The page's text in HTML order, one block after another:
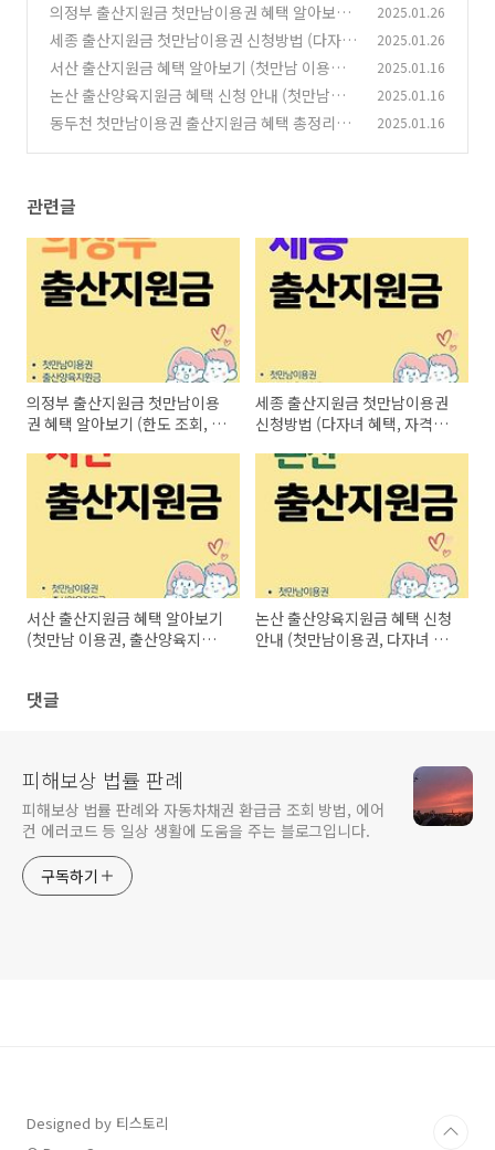
의정부 출산지원금 첫만남이용권 혜택 알아보기
(한도 조회, 신청기간, 사용처)
(0)
2025.01.26
세종 출산지원금 첫만남이용권 신청방법 (다자녀
혜택, 자격조건, 지급시기, 사용처) (0)
2025.01.26
서산 출산지원금 혜택 알아보기 (첫만남 이용권,
출산양육지원금, 다자녀 추가 혜택)
(0)
2025.01.16
논산 출산양육지원금 혜택 신청 안내 (첫만남이
용권, 다자녀 추가 혜택, 사용처)
(0)
2025.01.16
동두천 첫만남이용권 출산지원금 혜택 총정리
2025.01.16
관련글
의정부 출산지원금 첫만남이용
권 혜택 알아보기 (한도 조회, 신
세종 출산지원금 첫만남이용권
신청방법 (다자녀 혜택, 자격조
서산 출산지원금 혜택 알아보기
(첫만남 이용권, 출산양육지원
논산 출산양육지원금 혜택 신청
안내 (첫만남이용권, 다자녀 추
댓글
피해보상 법률 판례
피해보상 법률 판례와 자동차채권 환급금 조회 방법, 에어
컨 에러코드 등 일상 생활에 도움을 주는 블로그입니다.
구독하기
Designed by 티스토리